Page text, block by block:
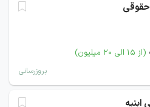
(از ۱۵ الی ۲۰ میلیون)
بروزرسانی